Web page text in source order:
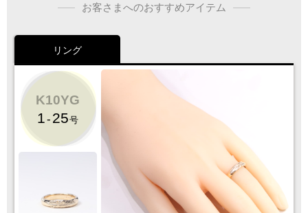
お客さまへのおすすめアイテム
リング
K10YG
1- 25号